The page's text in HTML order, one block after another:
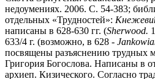
недоумениях. 2006. С. 54-383;
отдельных «Трудностей»:
написаны в 628-630 гг. (Sherwood.
633/4 г. (возможно, в 628 -
посвящены разъяснению трудных
Григория Богослова. Написаны в
архиеп. Кизического. Согласно